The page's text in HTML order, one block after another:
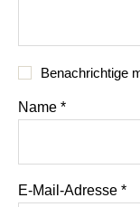
Benachrichtige
Name *
E-Mail-Adresse *